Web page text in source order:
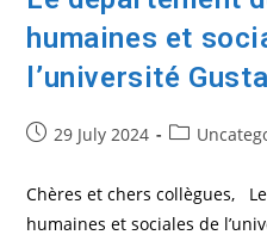
DU
(ECOLE
DE
CRÉTEIL)
humaines et
l’université
Post29 July 2024
Post
Chères et chers collègues,
humaines et sociales de